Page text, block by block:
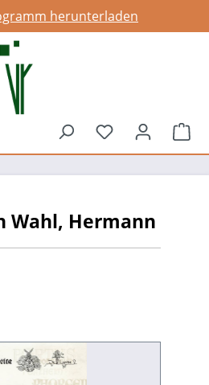
herunterladen
Du hast 0
Wahl, Hermann